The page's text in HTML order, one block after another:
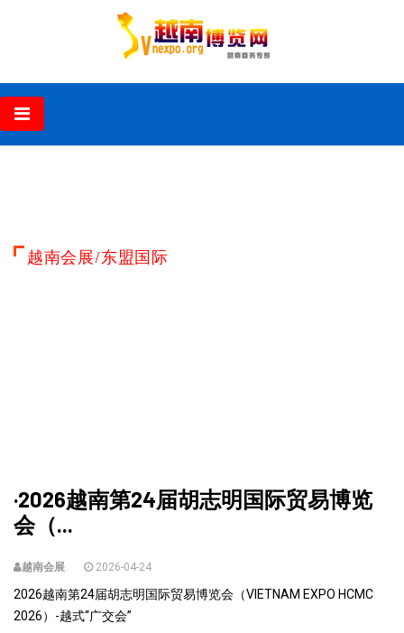
越南会展/东盟国际
·2026越南第24届胡志明国际贸易博览
会（...
越南会展 2026-04-24
2026越南第24届胡志明国际贸易博览会（VIETNAM EXPO HCMC
2026）-越式“广交会”